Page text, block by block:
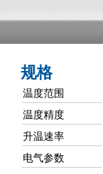
规格
温度范围
温度精度
升温速率
电气参数